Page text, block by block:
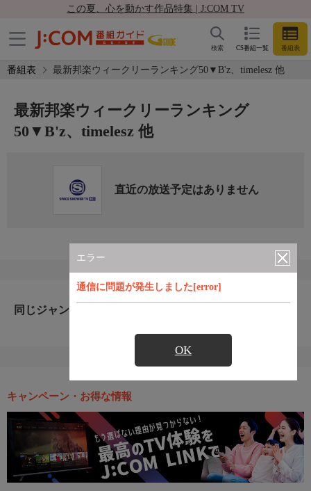
この夏、心を動かす作品特集 | J:COM TV
CS番組一覧 番組表
検索
番組表 最新邦楽ウィークリーランキング50▼B'z、timelesz 他
エラー
通信に問題が発生しました[error]
OK
最新邦楽ウィークリーランキング
50▼B'z、timelesz 他
直近の放送予定はありません
同じジャンルのおすすめ番組
キャンペーン・お得な情報